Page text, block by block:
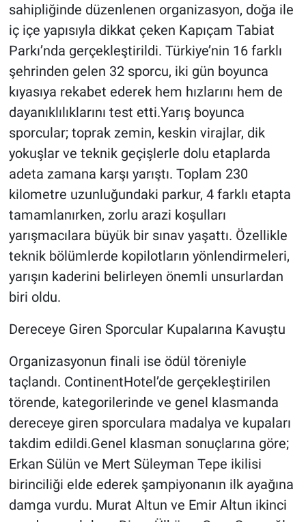
sahipliğinde düzenlenen organizasyon, doğa ile
iç içe yapısıyla dikkat çeken Kapıçam Tabiat
Parkı’nda gerçekleştirildi. Türkiye’nin 16 farklı
şehrinden gelen 32 sporcu, iki gün boyunca
kıyasıya rekabet ederek hem hızlarını hem de
dayanıklılıklarını test etti.Yarış boyunca
sporcular; toprak zemin, keskin virajlar, dik
yokuşlar ve teknik geçişlerle dolu etaplarda
adeta zamana karşı yarıştı. Toplam 230
kilometre uzunluğundaki parkur, 4 farklı etapta
tamamlanırken, zorlu arazi koşulları
yarışmacılara büyük bir sınav yaşattı. Özellikle
teknik bölümlerde kopilotların yönlendirmeleri,
yarışın kaderini belirleyen önemli unsurlardan
biri oldu.
Dereceye Giren Sporcular Kupalarına Kavuştu
Organizasyonun finali ise ödül töreniyle
taçlandı. ContinentHotel’de gerçekleştirilen
törende, kategorilerinde ve genel klasmanda
dereceye giren sporculara madalya ve kupaları
takdim edildi.Genel klasman sonuçlarına göre;
Erkan Sülün ve Mert Süleyman Tepe ikilisi
birinciliği elde ederek şampiyonanın ilk ayağına
damga vurdu. Murat Altun ve Emir Altun ikinci